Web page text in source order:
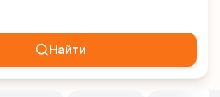
Найти